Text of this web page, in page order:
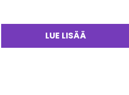
LUE LISÄÄ